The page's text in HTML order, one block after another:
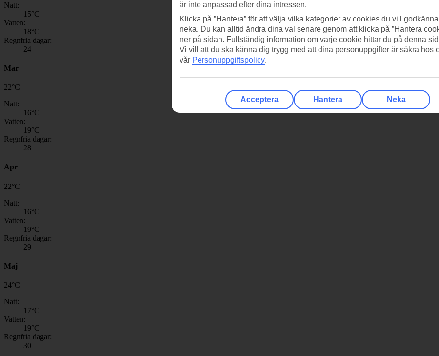
Natt:
15°C
Vatten:
18°C
Regnfria dagar:
24
Mar
22°C
Natt:
16°C
Vatten:
19°C
Regnfria dagar:
28
Apr
22°C
Natt:
16°C
Vatten:
19°C
Regnfria dagar:
29
Maj
24°C
Natt:
17°C
Vatten:
19°C
Regnfria dagar:
30
är inte anpassad efter dina intressen.
Klicka på ”Hantera” för att välja vilka kategorier av cookies du vill
neka. Du kan alltid ändra dina val senare genom att klicka på ”Hantera
ner på sidan. Fullständig information om varje cookie hittar du på denna
Vi vill att du ska känna dig trygg med att dina personuppgifter är säkra hos
vår Personuppgiftspolicy.
Acceptera Hantera Neka